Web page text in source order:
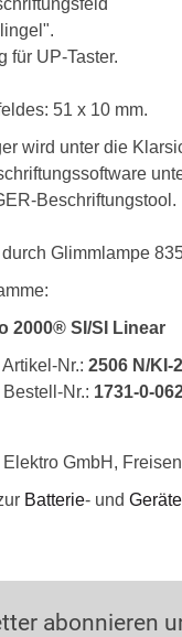
für UP-Taster.
51 x 10 mm.
wird unter die
Beschriftungstool.
Glimmlampe
2000® SI/SI Linear
Nr.: 2506 N/KI-
Nr.: 1731-0-
GmbH,
Batterie- und
abonnieren